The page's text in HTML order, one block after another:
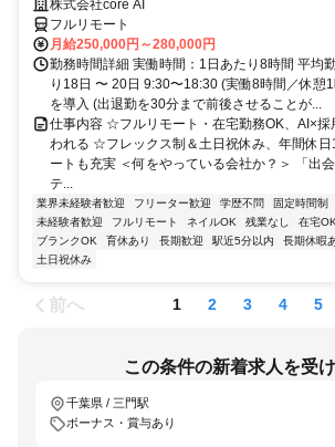
株式会社core AI
フルリモート
月給250,000円～280,000円
勤務時間詳細 実働時間：1日あたり8時間 平均
り18日 〜 20日 9:30〜18:30 (実働8時間／休憩
を導入 (出退勤を30分まで前後させることが...
仕事内容 ☆フルリモート・在宅勤務OK、AI×採
われる ☆フレックス制＆土日祝休み、年間休
ートも充実 ＜何をやっている会社か？＞ 「出
テ...
業界未経験者歓迎 フリーター歓迎 学歴不問 固定時間制
未経験者歓迎
フルリモート ネイルOK 残業なし 在宅OK
ブランクOK
育休あり 長期歓迎 駅近5分以内 長期休暇
土日祝休み
前へ 1 2 3 4 5
この条件の新着求人を受
千葉県 / 三門駅
ボーナス・賞与あり